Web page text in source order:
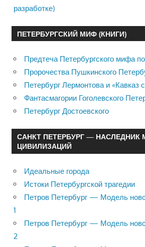
разработке)
ПЕТЕРБУРГСКИЙ МИФ (КНИГИ)
Предтеча Петербургского мифа
Пророчества Пушкинского
Петербург Лермонтова и «Кавказ
Фантасмагории Гоголевского
Петербург Достоевского
САНКТ ПЕТЕРБУРГ — НАСЛЕДНИК
ЦИВИЛИЗАЦИЙ
Идеальные города
Истоки Петербургской трагедии
Петров Петербург — Модель
1
Петров Петербург — Модель
2